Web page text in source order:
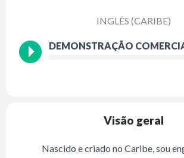
INGLÊS (CARIBE)
DEMONSTRAÇÃO
Visão geral
Nascido e criado no Caribe, sou